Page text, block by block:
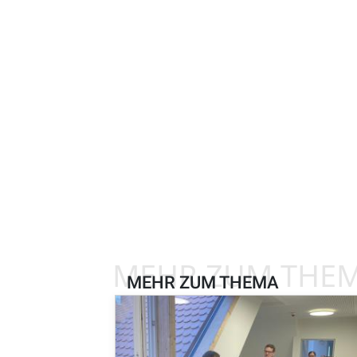
MEHR ZUM THEMA
MEHR ZUM